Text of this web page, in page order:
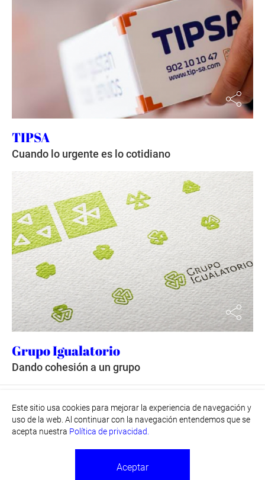
Este sitio usa cookies para mejorar la experiencia de navegación y
uso de la web. Al continuar con la navegación entendemos que se
acepta nuestra Política de privacidad.
Aceptar
TIPSA
Cuando lo urgente es lo cotidiano
Grupo Igualatorio
Dando cohesión a un grupo
Santander | Spain
+34 942 374 982 | 699 727 194
tuneup@beusual.com